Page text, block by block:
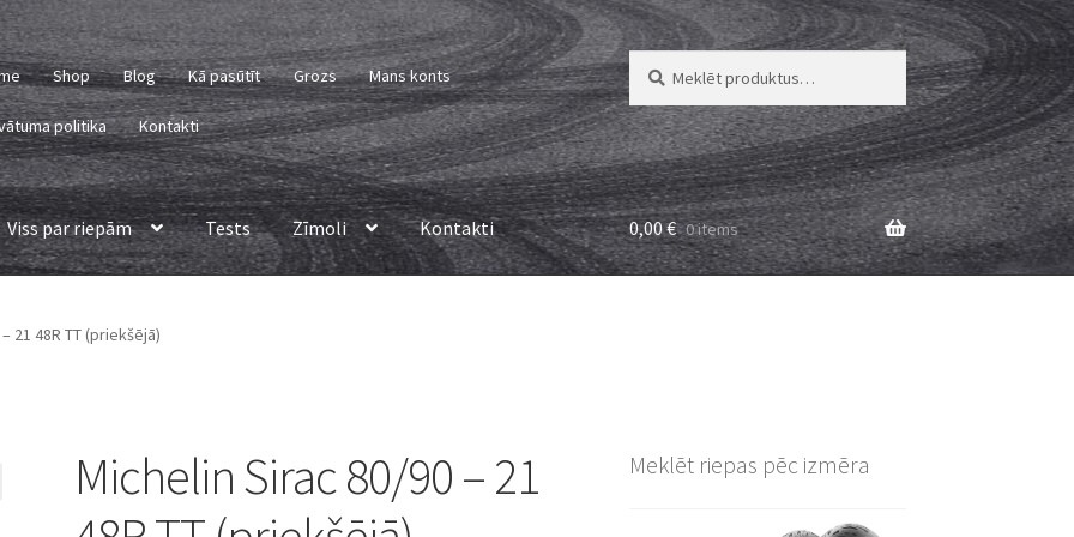
Shop Blog Kā pasūtīt Grozs Mans konts
politika Kontakti
Meklēt:
Meklēt
Viss par riepām Tests Zīmoli Kontakti 0,00€ 0 items
21 48R TT (priekšējā)
Michelin Sirac 80/90 – 21
Meklēt riepas pēc izmēra